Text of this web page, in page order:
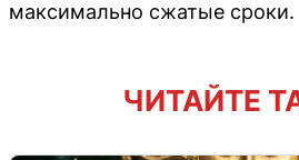
максимально сжатые сроки.
ЧИТАЙТЕ